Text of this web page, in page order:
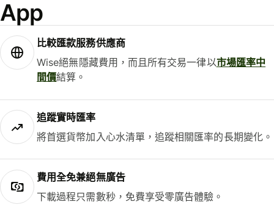
App
比較匯款服務供應商
Wise絕無隱藏費用，而且所有交易一律以市場匯率中
間價結算。
追蹤實時匯率
將首選貨幣加入心水清單，追蹤相關匯率的長期變化。
費用全免兼絕無廣告
下載過程只需數秒，免費享受零廣告體驗。